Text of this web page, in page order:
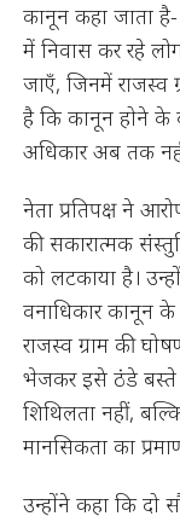
कानून कहा जाता है-
में निवास कर रहे
जाएँ, जिनमें राजस्व
है कि कानून होने के
अधिकार अब तक
नेता प्रतिपक्ष ने
की सकारात्मक
को लटकाया है।
वनाधिकार कानून के
राजस्व ग्राम की
भेजकर इसे ठंडे बस्ते
शिथिलता नहीं,
मानसिकता का
उन्होंने कहा कि दो